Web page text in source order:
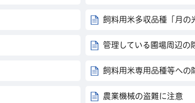
飼料用米多収品種「月の
管理している圃場周辺の
飼料用米専用品種等への
農業機械の盗難に注意